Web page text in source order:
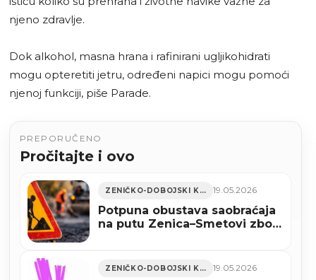
njeno zdravlje.
Dok alkohol, masna hrana i rafinirani ugljikohidrati
mogu opteretiti jetru, određeni napici mogu pomoći
njenoj funkciji, piše Parade.
PREPORUČENO
Pročitajte i ovo
ZENIČKO-DOBOJSKI KANTON 19.05.2026
Potpuna obustava saobraćaja
na putu Zenica–Smetovi zbog
ZENIČKO-DOBOJSKI KANTON 19.05.2026